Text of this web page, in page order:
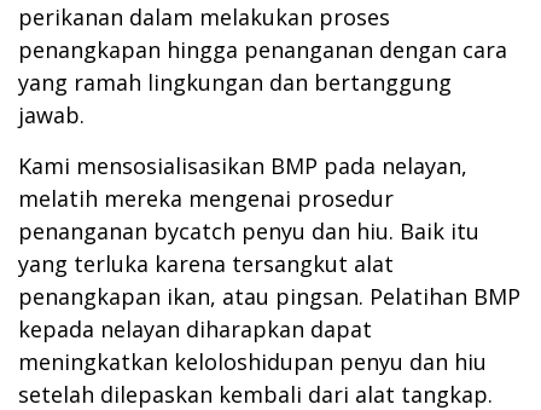
perikanan dalam melakukan proses
penangkapan hingga penanganan dengan cara
yang ramah lingkungan dan bertanggung
jawab.
Kami mensosialisasikan BMP pada nelayan,
melatih mereka mengenai prosedur
penanganan bycatch penyu dan hiu. Baik itu
yang terluka karena tersangkut alat
penangkapan ikan, atau pingsan. Pelatihan BMP
kepada nelayan diharapkan dapat
meningkatkan keloloshidupan penyu dan hiu
setelah dilepaskan kembali dari alat tangkap.